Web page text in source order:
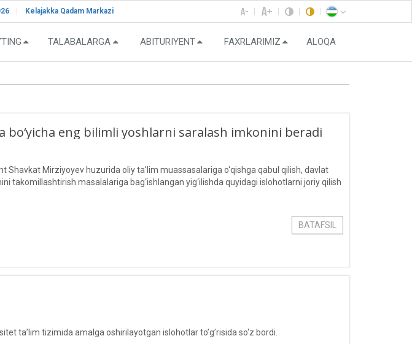
Kelajakka Qadam Markazi
TALABALARGA ABITURIYENT FAXRLARIMIZ ALOQA
bo‘yicha eng bilimli yoshlarni saralash imkonini beradi
Shavkat Mirziyoyev huzurida oliy ta’lim muassasalariga o‘qishga qabul qilish, davlat
takomillashtirish masalalariga bag‘ishlangan yig‘ilishda quyidagi islohotlarni joriy qilish
BATAFSIL
ta’lim tizimida amalga oshirilayotgan islohotlar to’g’risida so‘z bordi.